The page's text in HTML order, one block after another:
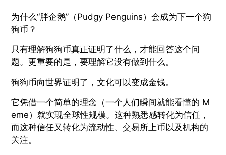
为什么“胖企鹅”（Pudgy Penguins）会成为下一个狗
狗币？
只有理解狗狗币真正证明了什么，才能回答这个问
题。更重要的是，要理解它没有做到什么。
狗狗币向世界证明了，文化可以变成金钱。
它凭借一个简单的理念（一个人们瞬间就能看懂的 M
eme）就实现全球性规模。这种熟悉感转化为信任，
而这种信任又转化为流动性、交易所上币以及机构的
关注。